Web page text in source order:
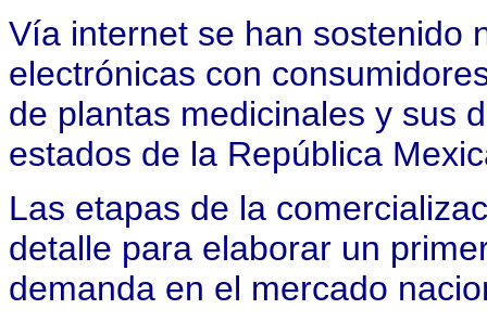
Vía internet se han sostenido
electrónicas con
de plantas medicinales y sus
estados de la República
Las etapas de la
detalle para elaborar un
demanda en el mercado